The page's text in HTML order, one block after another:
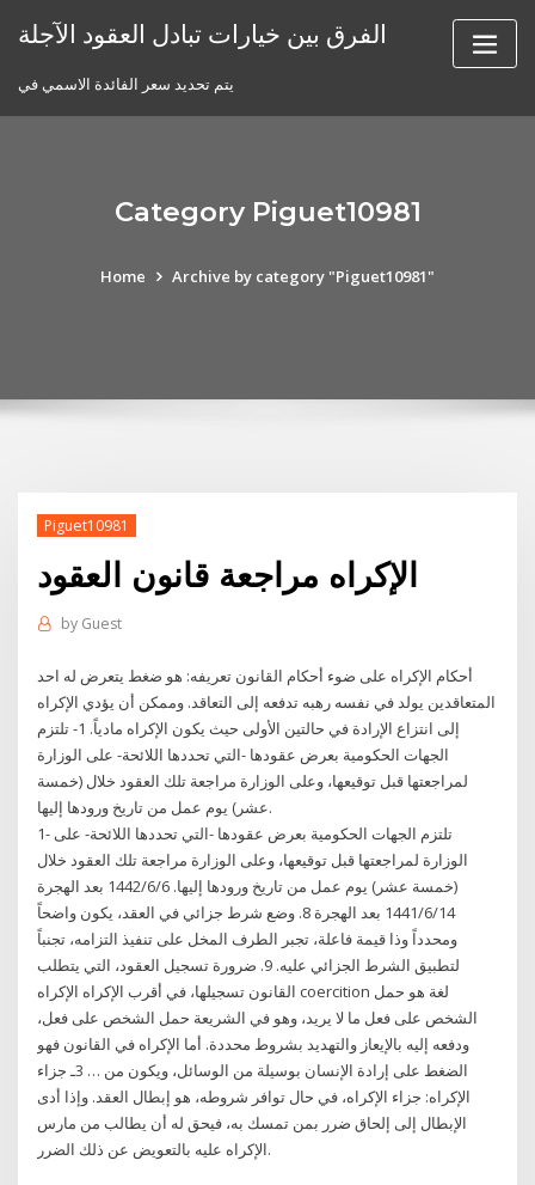
الفرق بين خيارات تبادل العقود الآجلة
يتم تحديد سعر الفائدة الاسمي في
Category Piguet10981
Home Archive by category "Piguet10981"
Piguet10981
الإكراه مراجعة قانون العقود
by Guest
أحكام الإكراه على ضوء أحكام القانون تعريفه: هو ضغط يتعرض له احد
المتعاقدين يولد في نفسه رهبه تدفعه إلى التعاقد. وممكن أن يؤدي الإكراه
إلى انتزاع الإرادة في حالتين الأولى حيث يكون الإكراه مادياً. 1- تلتزم
الجهات الحكومية بعرض عقودها -التي تحددها اللائحة- على الوزارة
لمراجعتها قبل توقيعها، وعلى الوزارة مراجعة تلك العقود خلال (خمسة
عشر) يوم عمل من تاريخ ورودها إليها.
1- تلتزم الجهات الحكومية بعرض عقودها -التي تحددها اللائحة- على
الوزارة لمراجعتها قبل توقيعها، وعلى الوزارة مراجعة تلك العقود خلال
(خمسة عشر) يوم عمل من تاريخ ورودها إليها. 6‏‏/6‏‏/1442 بعد الهجرة
14‏‏/6‏‏/1441 بعد الهجرة 8. وضع شرط جزائي في العقد، يكون واضحاً
ومحدداً وذا قيمة فاعلة، تجبر الطرف المخل على تنفيذ التزامه، تجنباً
لتطبيق الشرط الجزائي عليه. 9. ضرورة تسجيل العقود، التي يتطلب
القانون تسجيلها، في أقرب الإكراه الإكراه coercition لغة هو حمل
الشخص على فعل ما لا يريد، وهو في الشريعة حمل الشخص على فعل،
ودفعه إليه بالإيعاز والتهديد بشروط محددة. أما الإكراه في القانون فهو
الضغط على إرادة الإنسان بوسيلة من الوسائل، ويكون من … 3ـ جزاء
الإكراه: جزاء الإكراه، في حال توافر شروطه، هو إبطال العقد. وإذا أدى
الإبطال إلى إلحاق ضرر بمن تمسك به، فيحق له أن يطالب من مارس
الإكراه عليه بالتعويض عن ذلك الضرر.